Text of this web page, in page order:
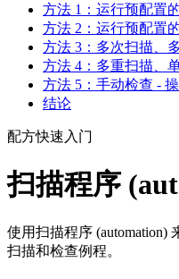
方法 1：运行预配置
方法 2：运行预配置
方法 3：多次扫描、
方法 4：多重扫描、
方法 5：手动检查 -
结论
配方快速入门
扫描程序
使用扫描程序 (automation)
扫描和检查例程。